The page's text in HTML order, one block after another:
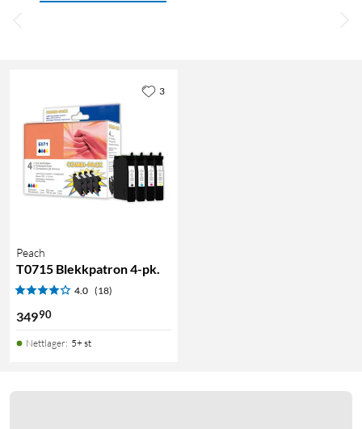
Peach
T0715 Blekkpatron 4-pk.
4.0 (18)
34990
Nettlager: 5+ st
3